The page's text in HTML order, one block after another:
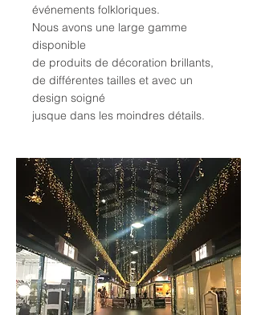
événements folkloriques.
Nous avons une large gamme
disponible
de produits de décoration brillants,
de différentes tailles et avec un
design soigné
jusque dans les moindres détails.